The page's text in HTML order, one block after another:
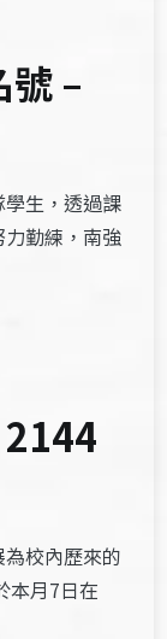
–
生，透過課
勤練，南強
校內歷來的
本月7日在